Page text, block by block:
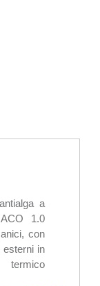
a
1.0
con
in